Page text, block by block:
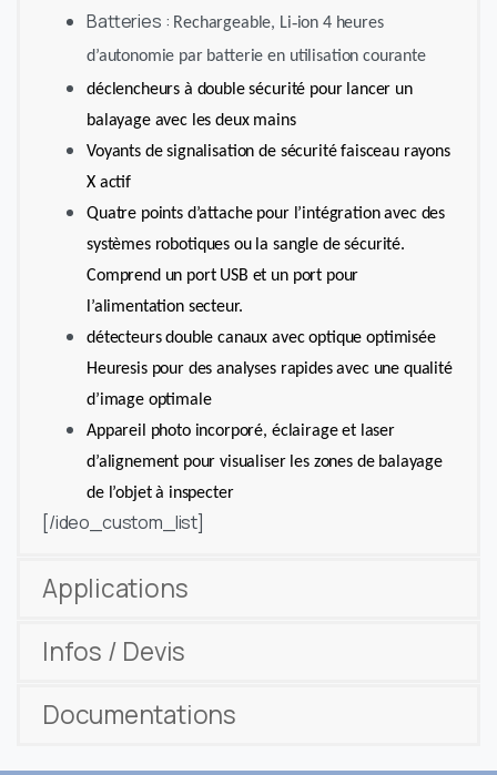
Batteries : Rechargeable, Li‐ion 4 heures
d’autonomie par batterie en utilisation courante
déclencheurs à double sécurité pour lancer un
balayage avec les deux mains
Voyants de signalisation de sécurité faisceau rayons
X actif
Quatre points d’attache pour l’intégration avec des
systèmes robotiques ou la sangle de sécurité.
Comprend un port USB et un port pour
l’alimentation secteur.
détecteurs double canaux avec optique optimisée
Heuresis pour des analyses rapides avec une qualité
d’image optimale
Appareil photo incorporé, éclairage et laser
d’alignement pour visualiser les zones de balayage
de l’objet à inspecter
[/ideo_custom_list]
Applications
Infos / Devis
Documentations